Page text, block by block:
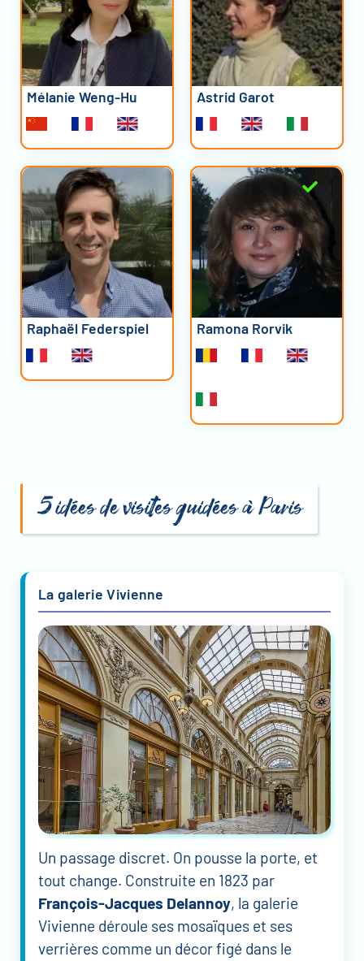
Mélanie Weng-Hu Astrid Garot
Raphaël Federspiel Ramona Rorvik
5 idées de visites guidées à Paris
La galerie Vivienne
Un passage discret. On pousse la porte, et
tout change. Construite en 1823 par
François-Jacques Delannoy, la galerie
Vivienne déroule ses mosaïques et ses
verrières comme un décor figé dans le